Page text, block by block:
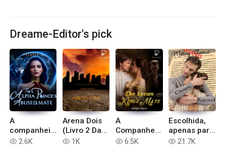
Dreame-Editor's pick
A
companheir
a abusada
read 2.6K
Arena Dois
(Livro 2 Da
Trilogia Da
read 1K
A
Companheir
a do Rei
read 6.5K
Escolhida,
apenas para
ser rejeitada
read 21.7K